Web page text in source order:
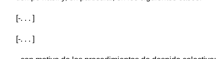
[-. . . ]
[-. . . ]